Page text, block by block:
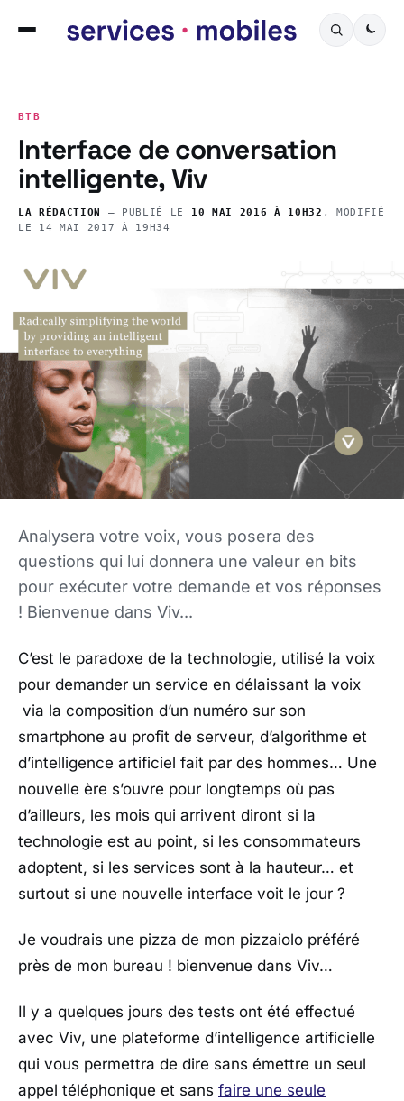
BTB
Interface de conversation
intelligente, Viv
LA RÉDACTION — PUBLIÉ LE 10 MAI 2016 À 10H32 , MODIFIÉ
LE 14 MAI 2017 À 19H34
Analysera votre voix, vous posera des
questions qui lui donnera une valeur en bits
pour exécuter votre demande et vos réponses
! Bienvenue dans Viv...
C’est le paradoxe de la technologie, utilisé la voix
pour demander un service en délaissant la voix
via la composition d’un numéro sur son
smartphone au profit de serveur, d’algorithme et
d’intelligence artificiel fait par des hommes… Une
nouvelle ère s’ouvre pour longtemps où pas
d’ailleurs, les mois qui arrivent diront si la
technologie est au point, si les consommateurs
adoptent, si les services sont à la hauteur… et
surtout si une nouvelle interface voit le jour ?
Je voudrais une pizza de mon pizzaiolo préféré
près de mon bureau ! bienvenue dans Viv…
Il y a quelques jours des tests ont été effectué
avec Viv, une plateforme d’intelligence artificielle
qui vous permettra de dire sans émettre un seul
appel téléphonique et sans faire une seule